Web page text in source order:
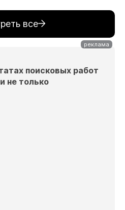
все
поисковых работ
не только